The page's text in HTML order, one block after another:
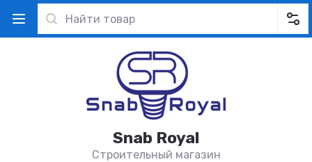
Snab Royal
Строительный магазин